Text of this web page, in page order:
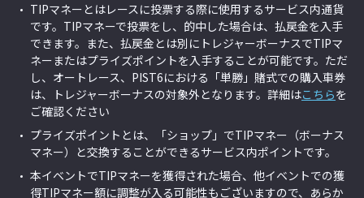
TIPマネーとはレースに投票する際に使用するサービス内通貨
です。TIPマネーで投票をし、的中した場合は、払戻金を入手
できます。また、払戻金とは別にトレジャーボーナスでTIPマ
ネーまたはプライズポイントを入手することが可能です。ただ
し、オートレース、PIST6における「単勝」賭式での購入車券
は、トレジャーボーナスの対象外となります。詳細はこちらを
ご確認ください
プライズポイントとは、「ショップ」でTIPマネー（ボーナス
マネー）と交換することができるサービス内ポイントです。
本イベントでTIPマネーを獲得された場合、他イベントでの獲
得TIPマネー額に調整が入る可能性もございますので、あらか